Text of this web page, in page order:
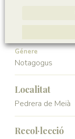
Génere
Notagogus
Localitat
Pedrera de Meià
Recol·lecció